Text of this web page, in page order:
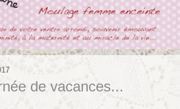
de vacances...